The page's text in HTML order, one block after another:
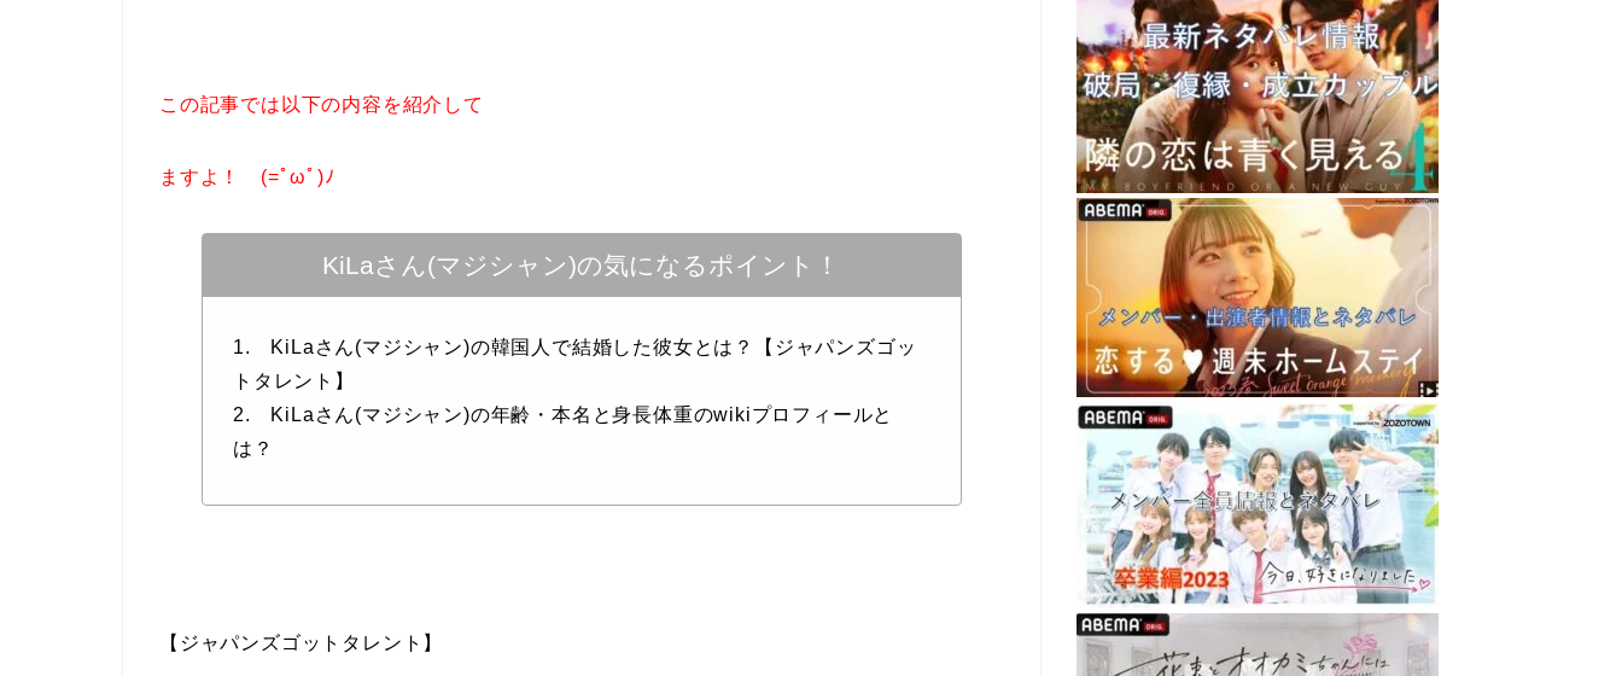
この記事では以下の内容を紹介して
ますよ！ (=ﾟωﾟ)ﾉ
KiLaさん(マジシャン)の気になるポイント！
1. KiLaさん(マジシャン)の韓国人で結婚した彼女とは？【ジャパンズゴッ
トタレント】
2. KiLaさん(マジシャン)の年齢・本名と身長体重のwikiプロフィールと
は？
【ジャパンズゴットタレント】